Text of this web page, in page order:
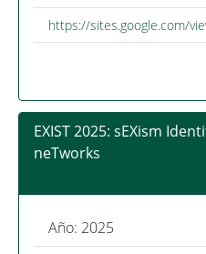
https://sites.google.com/
EXIST 2025: sEXism
neTworks
Año: 2025